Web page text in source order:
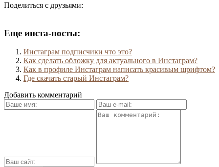
Поделиться с друзьями:
Еще инста-посты:
Инстаграм подписчики что это?
Как сделать обложку для актуального в Инстаграм?
Как в профиле Инстаграм написать красивым шрифтом?
Где скачать старый Инстаграм?
Добавить комментарий